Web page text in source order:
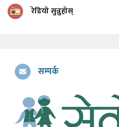
रेडियो सुन्नुहोस्
सम्पर्क